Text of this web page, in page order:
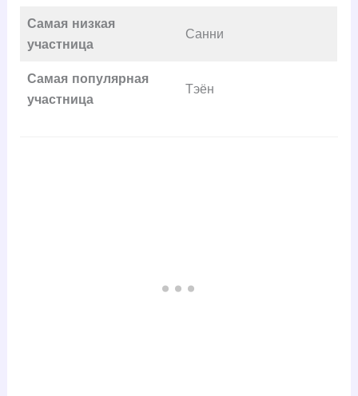
Самая низкая
участница
Санни
Самая популярная
участница
Тэён